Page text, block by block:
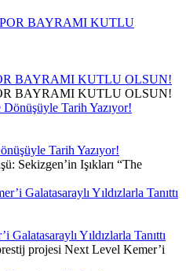
BAYRAMI KUTLU OLSUN!
BAYRAMI KUTLU OLSUN!
Tarih Yazıyor!
Sekizgen’in Işıkları “The
Yıldızlarla Tanıttı
projesi Next Level Kemer’i